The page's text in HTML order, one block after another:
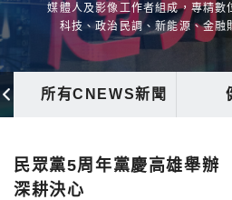
媒體人及影像工作者組成，專精數
科技、政治民調、新能源、金融
所有CNEWS新聞
民眾黨5周年黨慶高雄舉
深耕決心